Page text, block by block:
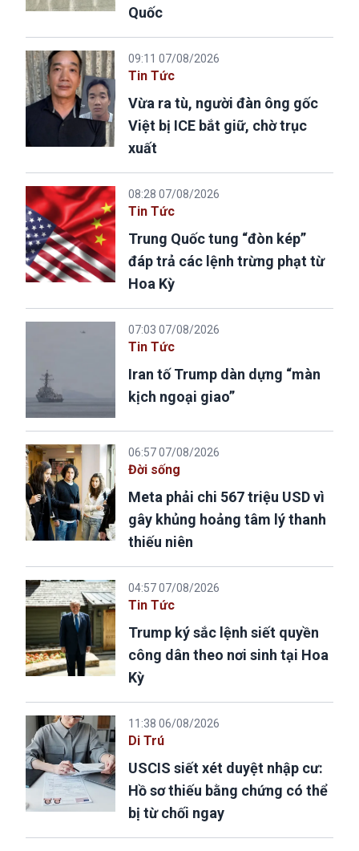
Quốc
09:11 07/08/2026
Tin Tức
Vừa ra tù, người đàn ông gốc
Việt bị ICE bắt giữ, chờ trục
xuất
08:28 07/08/2026
Tin Tức
Trung Quốc tung “đòn kép”
đáp trả các lệnh trừng phạt từ
Hoa Kỳ
07:03 07/08/2026
Tin Tức
Iran tố Trump dàn dựng “màn
kịch ngoại giao”
06:57 07/08/2026
Đời sống
Meta phải chi 567 triệu USD vì
gây khủng hoảng tâm lý thanh
thiếu niên
04:57 07/08/2026
Tin Tức
Trump ký sắc lệnh siết quyền
công dân theo nơi sinh tại Hoa
Kỳ
11:38 06/08/2026
Di Trú
USCIS siết xét duyệt nhập cư:
Hồ sơ thiếu bằng chứng có thể
bị từ chối ngay